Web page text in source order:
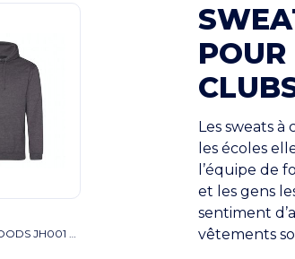
POUR
Les sweats
les écoles
l’équipe de
et les gens
sentiment
vêtements